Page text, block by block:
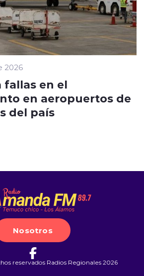
2026
fallas en el
en aeropuertos de
del país
Nosotros
reservados Radios Regionales 2026